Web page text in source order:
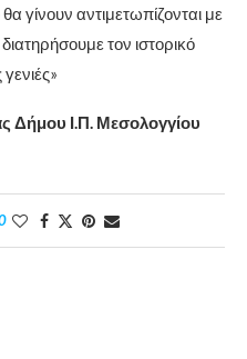
γίνουν αντιμετωπίζονται με
τον ιστορικό
Δήμου Ι.Π. Μεσολογγίου